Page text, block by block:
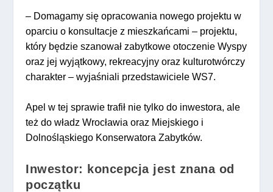
– Domagamy się opracowania nowego projektu w
oparciu o konsultacje z mieszkańcami – projektu,
który będzie szanował zabytkowe otoczenie Wyspy
oraz jej wyjątkowy, rekreacyjny oraz kulturotwórczy
charakter – wyjaśniali przedstawiciele WS7.
Apel w tej sprawie trafił nie tylko do inwestora, ale
też do władz Wrocławia oraz Miejskiego i
Dolnośląskiego Konserwatora Zabytków.
Inwestor: koncepcja jest znana od
początku